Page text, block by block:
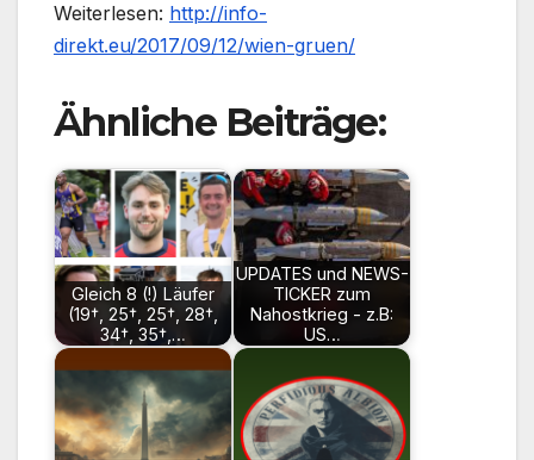
Weiterlesen: http://info-
direkt.eu/2017/09/12/wien-gruen/
Ähnliche Beiträge:
Gleich 8 (!) Läufer
(19†, 25†, 25†, 28†,
34†, 35†,…
UPDATES und NEWS-
TICKER zum
Nahostkrieg - z.B:
US…